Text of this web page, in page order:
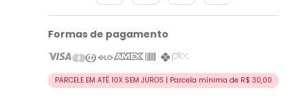
Formas de pagamento
PARCELE EM ATÉ 10X SEM JUROS | Parcela mínima de R$ 30,00